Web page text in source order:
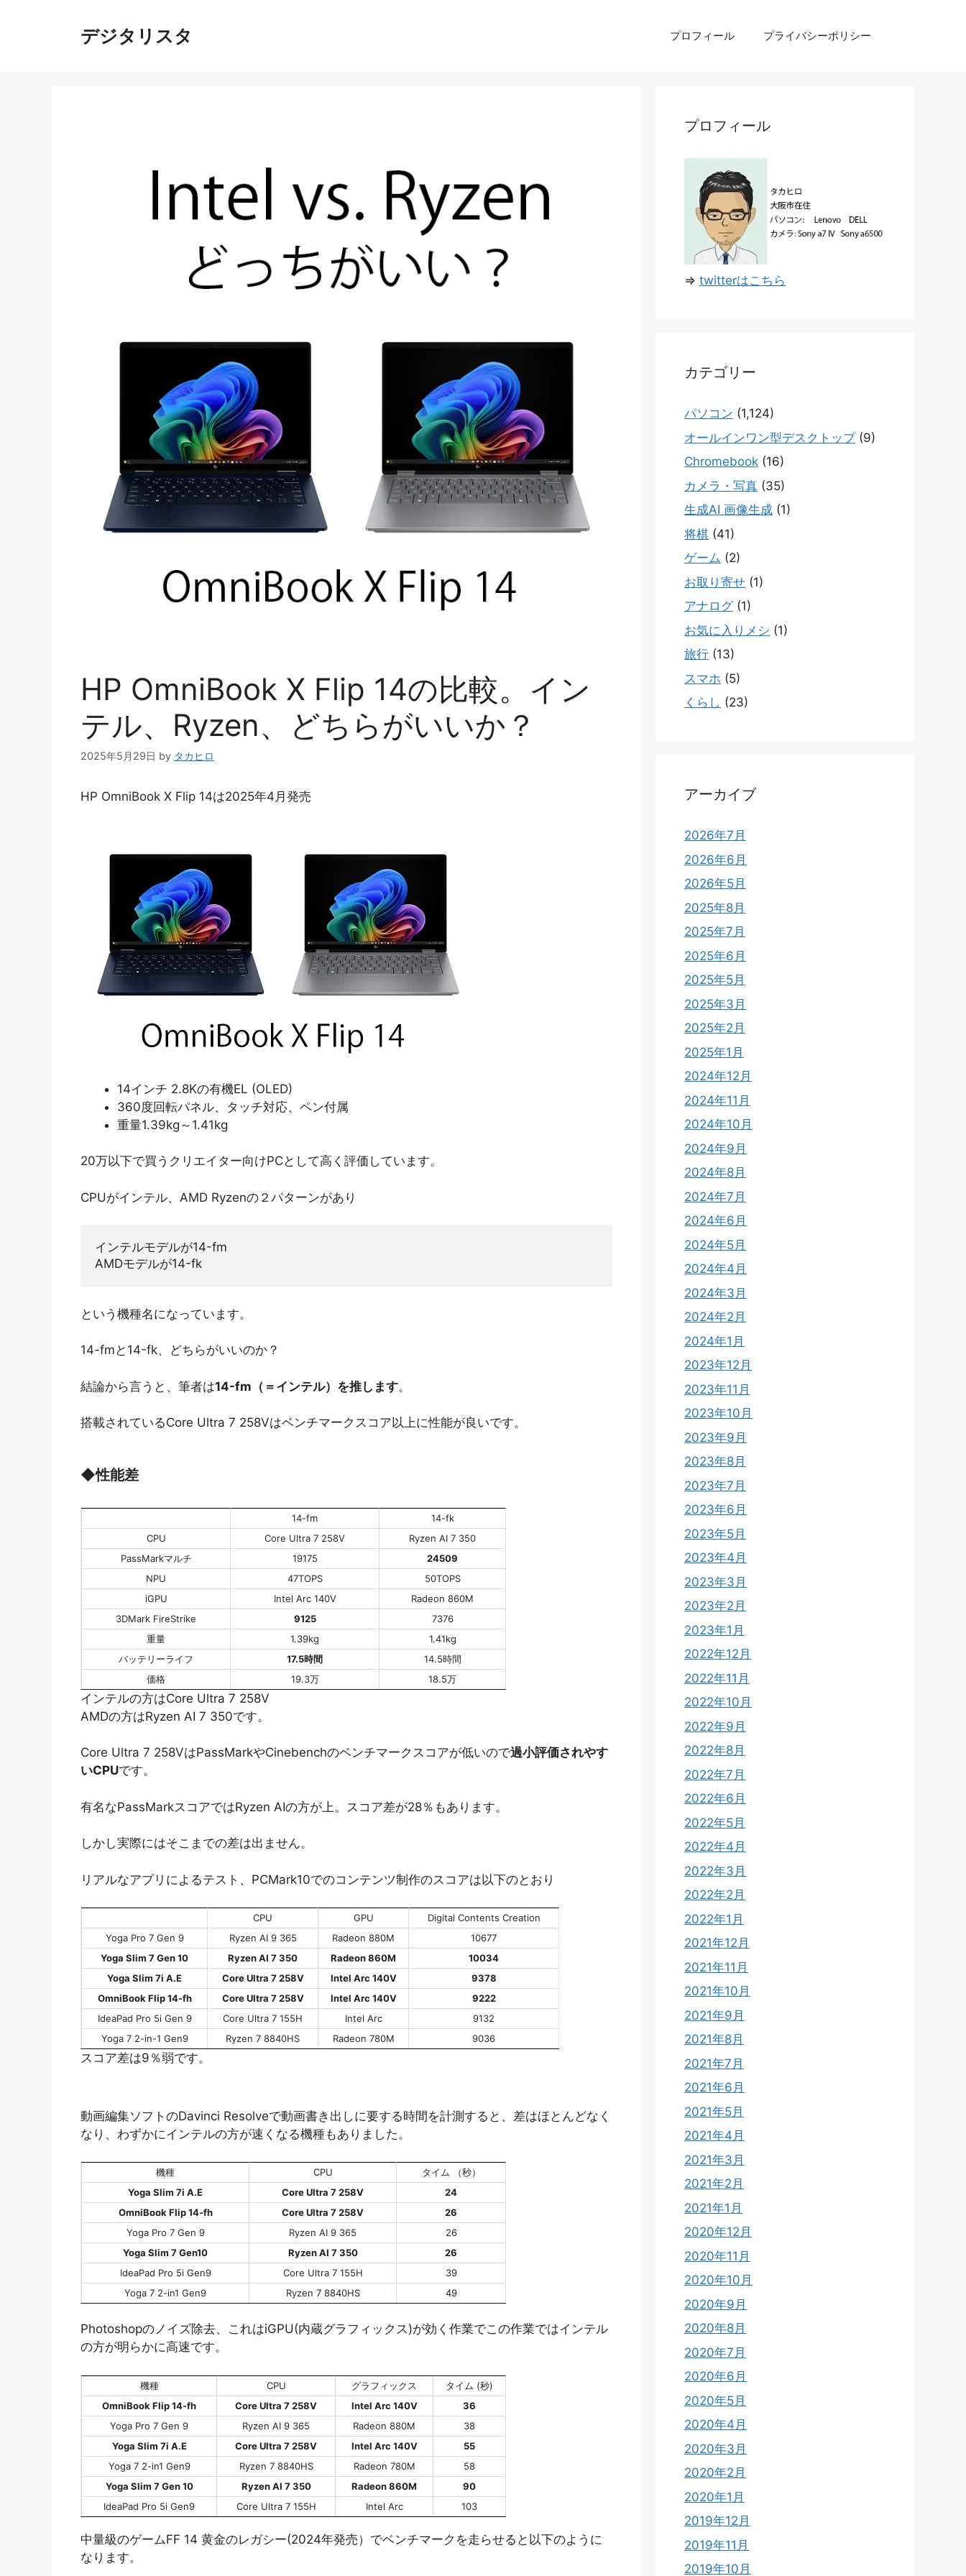
デジタリスタ プロフィール プライバシーポリシー
HP OmniBook X Flip 14の比較。イン
テル、Ryzen、どちらがいいか？
2025年5月29日 by タカヒロ
HP OmniBook X Flip 14は2025年4月発売
14インチ 2.8Kの有機EL (OLED)
360度回転パネル、タッチ対応、ペン付属
重量1.39kg～1.41kg
20万以下で買うクリエイター向けPCとして高く評価しています。
CPUがインテル、AMD Ryzenの２パターンがあり
インテルモデルが14-fm
AMDモデルが14-fk
という機種名になっています。
14-fmと14-fk、どちらがいいのか？
結論から言うと、筆者は14-fm（＝インテル）を推します。
搭載されているCore Ultra 7 258Vはベンチマークスコア以上に性能が良いです。
◆性能差
14-fm
14-fk
CPU
Core Ultra 7 258V
Ryzen AI 7 350
PassMarkマルチ
19175
24509
NPU
47TOPS
50TOPS
iGPU
Intel Arc 140V
Radeon 860M
3DMark FireStrike
9125
7376
重量
1.39kg
1.41kg
バッテリーライフ
17.5時間
14.5時間
価格
19.3万 18.5万
インテルの方はCore Ultra 7 258V
AMDの方はRyzen AI 7 350です。
Core Ultra 7 258VはPassMarkやCinebenchのベンチマークスコアが低いので過小評価されやす
いCPUです。
有名なPassMarkスコアではRyzen AIの方が上。スコア差が28％もあります。
しかし実際にはそこまでの差は出ません。
リアルなアプリによるテスト、PCMark10でのコンテンツ制作のスコアは以下のとおり
CPU GPU
Digital Contents Creation
Yoga Pro 7 Gen 9
Ryzen AI 9 365 Radeon 880M
10677
Yoga Slim 7 Gen 10
Ryzen AI 7 350 Radeon 860M
10034
Yoga Slim 7i A.E
Core Ultra 7 258V Intel Arc 140V
9378
OmniBook Flip 14-fh
Core Ultra 7 258V Intel Arc 140V
9222
IdeaPad Pro 5i Gen 9
Core Ultra 7 155H Intel Arc
9132
Yoga 7 2-in-1 Gen9
Ryzen 7 8840HS Radeon 780M 9036
スコア差は9％弱です。
動画編集ソフトのDavinci Resolveで動画書き出しに要する時間を計測すると、差はほとんどなく
なり、わずかにインテルの方が速くなる機種もありました。
機種 CPU
タイム （秒）
Yoga Slim 7i A.E
Core Ultra 7 258V
24
OmniBook Flip 14-fh
Core Ultra 7 258V
26
Yoga Pro 7 Gen 9
Ryzen AI 9 365
26
Yoga Slim 7 Gen10
Ryzen AI 7 350
26
IdeaPad Pro 5i Gen9
Core Ultra 7 155H
39
Yoga 7 2-in1 Gen9
Ryzen 7 8840HS 49
Photoshopのノイズ除去、これはiGPU(内蔵グラフィックス)が効く作業でこの作業ではインテル
の方が明らかに高速です。
機種 CPU グラフィックス
タイム (秒)
OmniBook Flip 14-fh
Core Ultra 7 258V Intel Arc 140V
36
Yoga Pro 7 Gen 9
Ryzen AI 9 365 Radeon 880M
38
Yoga Slim 7i A.E
Core Ultra 7 258V Intel Arc 140V
55
Yoga 7 2-in1 Gen9
Ryzen 7 8840HS Radeon 780M
58
Yoga Slim 7 Gen 10
Ryzen AI 7 350 Radeon 860M
90
IdeaPad Pro 5i Gen9
Core Ultra 7 155H Intel Arc 103
中量級のゲームFF 14 黄金のレガシー(2024年発売）でベンチマークを走らせると以下のように
なります。
プロフィール
⇒ twitterはこちら
カテゴリー
パソコン (1,124)
オールインワン型デスクトップ(9)
Chromebook (16)
カメラ・写真 (35)
生成AI 画像生成 (1)
将棋 (41)
ゲーム (2)
お取り寄せ (1)
アナログ(1)
お気に入りメシ (1)
旅行 (13)
スマホ (5)
くらし (23)
アーカイブ
2026年7月
2026年6月
2026年5月
2025年8月
2025年7月
2025年6月
2025年5月
2025年3月
2025年2月
2025年1月
2024年12月
2024年11月
2024年10月
2024年9月
2024年8月
2024年7月
2024年6月
2024年5月
2024年4月
2024年3月
2024年2月
2024年1月
2023年12月
2023年11月
2023年10月
2023年9月
2023年8月
2023年7月
2023年6月
2023年5月
2023年4月
2023年3月
2023年2月
2023年1月
2022年12月
2022年11月
2022年10月
2022年9月
2022年8月
2022年7月
2022年6月
2022年5月
2022年4月
2022年3月
2022年2月
2022年1月
2021年12月
2021年11月
2021年10月
2021年9月
2021年8月
2021年7月
2021年6月
2021年5月
2021年4月
2021年3月
2021年2月
2021年1月
2020年12月
2020年11月
2020年10月
2020年9月
2020年8月
2020年7月
2020年6月
2020年5月
2020年4月
2020年3月
2020年2月
2020年1月
2019年12月
2019年11月
2019年10月